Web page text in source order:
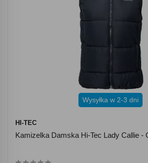
Wysyłka w 2-3 dni
HI-TEC
Kamizelka Damska Hi-Tec Lady Callie -